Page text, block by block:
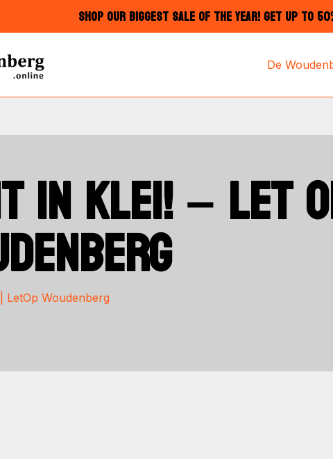
SHOP OUR BIGGEST SALE OF THE YEAR! GET UP TO
De
IN KLEI! – LET
LetOp Woudenberg